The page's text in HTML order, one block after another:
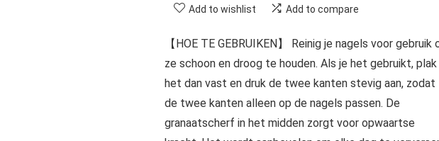
Add to wishlist Add to compare
【HOE TE GEBRUIKEN】 Reinig je nagels voor gebruik
ze schoon en droog te houden. Als je het gebruikt, plak
het dan vast en druk de twee kanten stevig aan, zodat
de twee kanten alleen op de nagels passen. De
granaatscherf in het midden zorgt voor opwaartse